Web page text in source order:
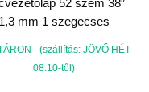
- (szállítás: JÖVŐ HÉT
08.10-től)